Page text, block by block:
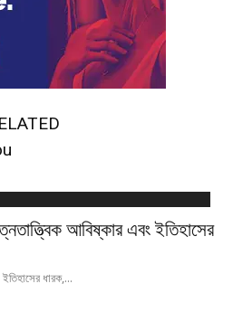
আবিষ্কার এবং ইতিহাসের
ধারক,...